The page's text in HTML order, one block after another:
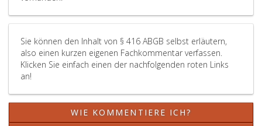
Sie können den Inhalt von § 416 ABGB selbst erläutern,
also einen kurzen eigenen Fachkommentar verfassen.
Klicken Sie einfach einen der nachfolgenden roten Links
an!
WIE KOMMENTIERE ICH?